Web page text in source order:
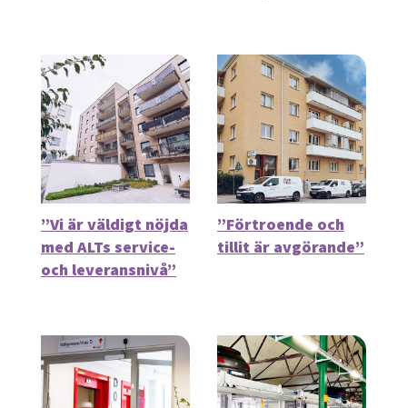
”Vi är väldigt nöjda
med ALTs service-
och leveransnivå”
”Förtroende och
tillit är avgörande”